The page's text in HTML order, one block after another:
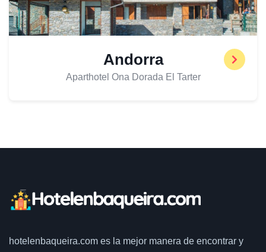
Andorra
Aparthotel Ona Dorada El Tarter
hotelenbaqueira.com es la mejor manera de encontrar y